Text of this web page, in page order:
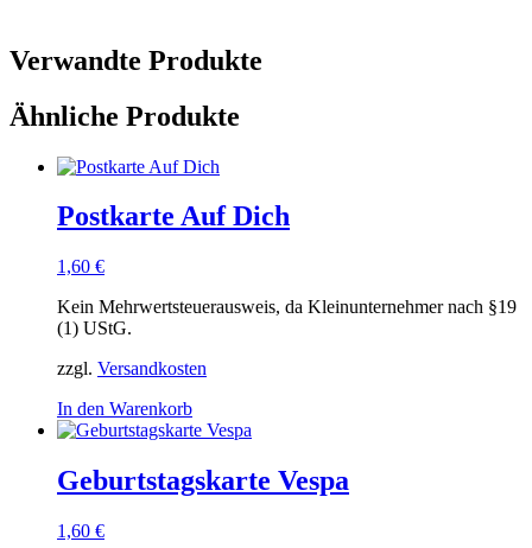
Verwandte Produkte
Ähnliche Produkte
Postkarte Auf Dich
1,60 €
Kein Mehrwertsteuerausweis, da Kleinunternehmer nach §19
(1) UStG.
zzgl. Versandkosten
In den Warenkorb
Geburtstagskarte Vespa
1,60 €